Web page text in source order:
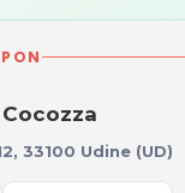
33100 Udine (UD)